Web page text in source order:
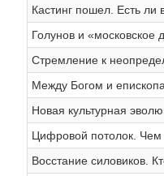
Кастинг пошел. Есть ли
Голунов и
Стремление к
Между Богом и
Новая культурная
Цифровой потолок. Чем
Восстание силовиков.